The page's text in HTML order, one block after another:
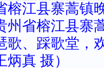
榕江县寨蒿镇
州省榕江县寨
歌、踩歌堂，
炳真摄）